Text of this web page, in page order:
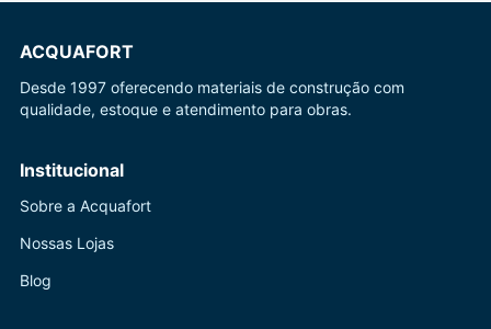
ACQUAFORT
Desde 1997 oferecendo materiais de construção com
qualidade, estoque e atendimento para obras.
Institucional
Sobre a Acquafort
Nossas Lojas
Blog